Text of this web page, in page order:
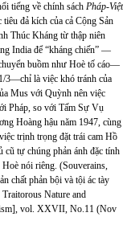
tiếng về chính sách Pháp-Việt
tiêu đả kích của cả Cộng Sản
Thúc Kháng từ thập niên
India để “kháng chiến” —
buồm như Hoè tố cáo—
3—chỉ là việc khó tránh của
Mus với Quỳnh nên việc
Pháp, so với Tấm Sự Vụ
Hoàng hậu năm 1947, cùng
trịnh trọng đặt trái cam Hồ
cũ tự chúng phản ánh đặc tính
nói riêng. (Souverains,
chất phản bội và tội ác tày
Nature and
vol. XXVII, No.11 (Nov